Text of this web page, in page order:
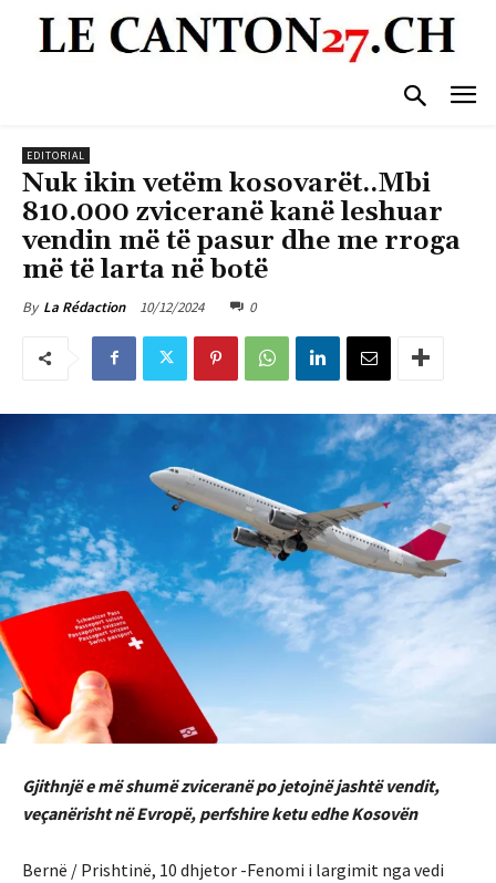
EDITORIAL
Nuk ikin vetëm kosovarët..Mbi
810.000 zviceranë kanë leshuar
vendin më të pasur dhe me rroga
më të larta në botë
By La Rédaction 10/12/2024 0
Gjithnjë e më shumë zviceranë po jetojnë jashtë vendit,
veçanërisht në Evropë, perfshire ketu edhe Kosovën
Bernë / Prishtinë, 10 dhjetor -Fenomi i largimit nga vedi